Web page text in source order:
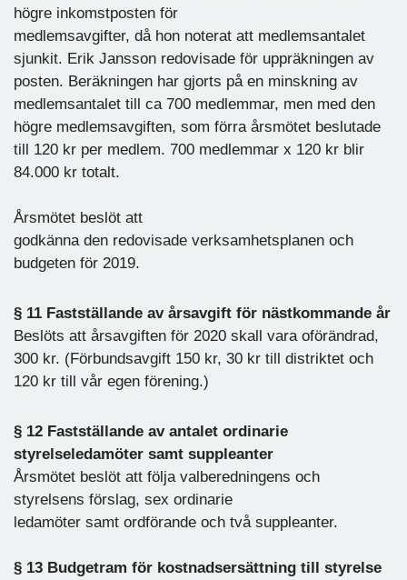
högre inkomstposten för
medlemsavgifter, då hon noterat att medlemsantalet
sjunkit. Erik Jansson redovisade för uppräkningen av
posten. Beräkningen har gjorts på en minskning av
medlemsantalet till ca 700 medlemmar, men med den
högre medlemsavgiften, som förra årsmötet beslutade
till 120 kr per medlem. 700 medlemmar x 120 kr blir
84.000 kr totalt.
Årsmötet beslöt att
godkänna den redovisade verksamhetsplanen och
budgeten för 2019.
§ 11 Fastställande av årsavgift för nästkommande år
Beslöts att årsavgiften för 2020 skall vara oförändrad,
300 kr. (Förbundsavgift 150 kr, 30 kr till distriktet och
120 kr till vår egen förening.)
§ 12 Fastställande av antalet ordinarie
styrelseledamöter samt suppleanter
Årsmötet beslöt att följa valberedningens och
styrelsens förslag, sex ordinarie
ledamöter samt ordförande och två suppleanter.
§ 13 Budgetram för kostnadsersättning till styrelse